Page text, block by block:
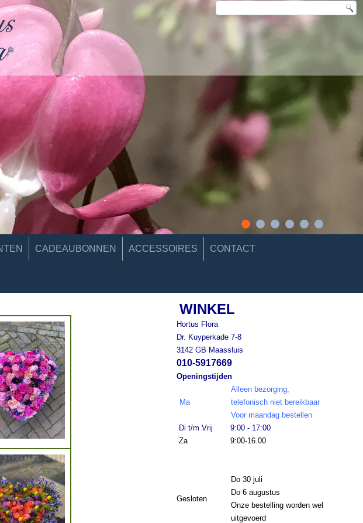
CADEAUBONNEN ACCESSOIRES CONTACT
WINKEL
Hortus Flora
Dr. Kuyperkade 7-8
3142 GB Maassluis
010-5917669
Openingstijden
Ma
Alleen bezorging,
telefonisch niet bereikbaar
Voor maandag bestellen
Di t/m Vrij
9:00 - 17:00
Za
9:00-16.00
Gesloten
Do 30 juli
Do 6 augustus
Onze bestelling worden wel
uitgevoerd